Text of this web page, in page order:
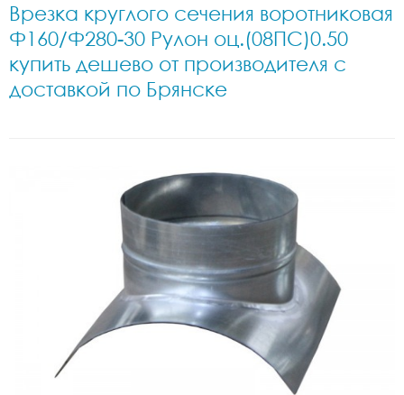
Врезка круглого сечения воротниковая
Ф160/Ф280-30 Рулон оц.(08ПС)0.50
купить дешево от производителя с
доставкой по Брянске